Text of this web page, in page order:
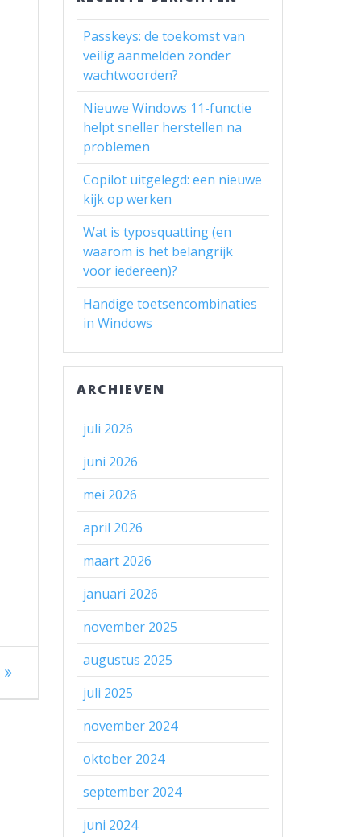
Passkeys: de toekomst van
veilig aanmelden zonder
wachtwoorden?
Nieuwe Windows 11-functie
helpt sneller herstellen na
problemen
Copilot uitgelegd: een nieuwe
kijk op werken
Wat is typosquatting (en
waarom is het belangrijk
voor iedereen)?
Handige toetsencombinaties
in Windows
ARCHIEVEN
juli 2026
juni 2026
mei 2026
april 2026
maart 2026
januari 2026
november 2025
augustus 2025
juli 2025
november 2024
oktober 2024
september 2024
juni 2024